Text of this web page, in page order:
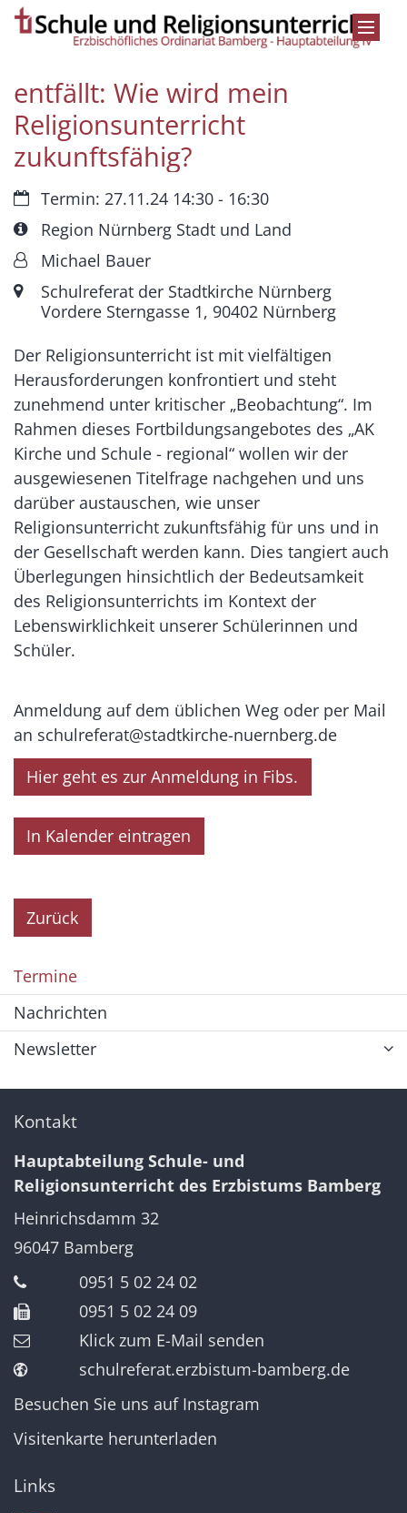
Zum Inhalt springen
entfällt: Wie wird mein
Religionsunterricht
zukunftsfähig?
Datum:Termin: 27.11.24 14:30 - 16:30
Art bzw. Nummer:
Region Nürnberg Stadt und Land
Von:Michael Bauer
Ort: Schulreferat der Stadtkirche Nürnberg
Vordere Sterngasse 1, 90402 Nürnberg
Der Religionsunterricht ist mit vielfältigen
Herausforderungen konfrontiert und steht
zunehmend unter kritischer „Beobachtung“. Im
Rahmen dieses Fortbildungsangebotes des „AK
Kirche und Schule - regional“ wollen wir der
ausgewiesenen Titelfrage nachgehen und uns
darüber austauschen, wie unser
Religionsunterricht zukunftsfähig für uns und in
der Gesellschaft werden kann. Dies tangiert auch
Überlegungen hinsichtlich der Bedeutsamkeit
des Religionsunterrichts im Kontext der
Lebenswirklichkeit unserer Schülerinnen und
Schüler.
Anmeldung auf dem üblichen Weg oder per Mail
an schulreferat@stadtkirche-nuernberg.de
Hier geht es zur Anmeldung in Fibs.
In Kalender eintragen
Zurück
Termine
Nachrichten
Newsletter
Kontakt
Hauptabteilung Schule- und
Religionsunterricht des Erzbistums Bamberg
Heinrichsdamm 32
96047 Bamberg
0951 5 02 24 02
0951 5 02 24 09
Klick zum E-Mail senden
schulreferat.erzbistum-bamberg.de
Besuchen Sie uns auf Instagram
Visitenkarte herunterladen
Links